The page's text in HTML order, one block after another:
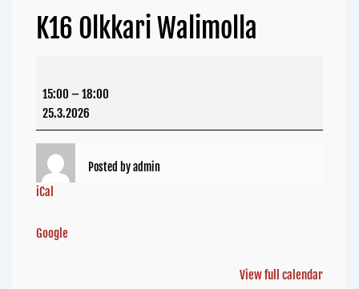
K16 Olkkari Walimolla
15:00 –18:00
25.3.2026
Posted byadmin
iCal
Google
View full calendar